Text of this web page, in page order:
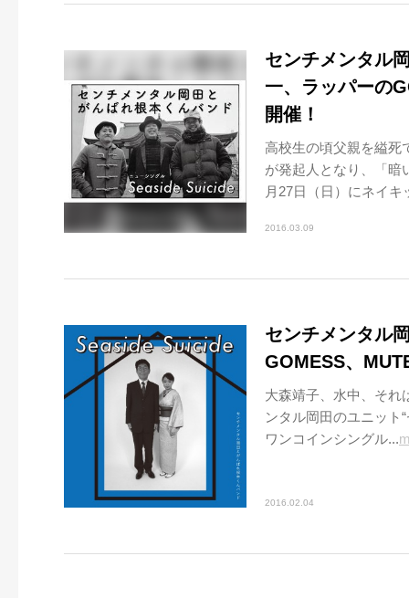
センチメンタル
一、ラッパーの
開催！
高校生の頃父親を縊死
が発起人となり、「暗
月27日（日）にネイキ
2016.03.09
センチメンタル
GOMESS、
大森靖子、水中、それ
ンタル岡田のユニット
ワンコインシングル...
2016.02.04